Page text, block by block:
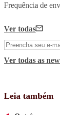
Frequência de
Ver todas
Ver todas as
Leia também